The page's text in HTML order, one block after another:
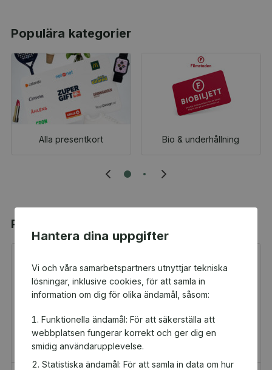
Hantera dina uppgifter
Vi och våra samarbetspartners utnyttjar tekniska
lösningar, inklusive cookies, för att samla in
information om dig för olika ändamål, såsom:
Funktionella ändamål: För att säkerställa att
webbplatsen fungerar korrekt och ger dig en
smidig användarupplevelse.
Statistiska ändamål: För att samla in data om hur
Populära kategorier
Alla presentkort Bio & underhållning
Populära produkter